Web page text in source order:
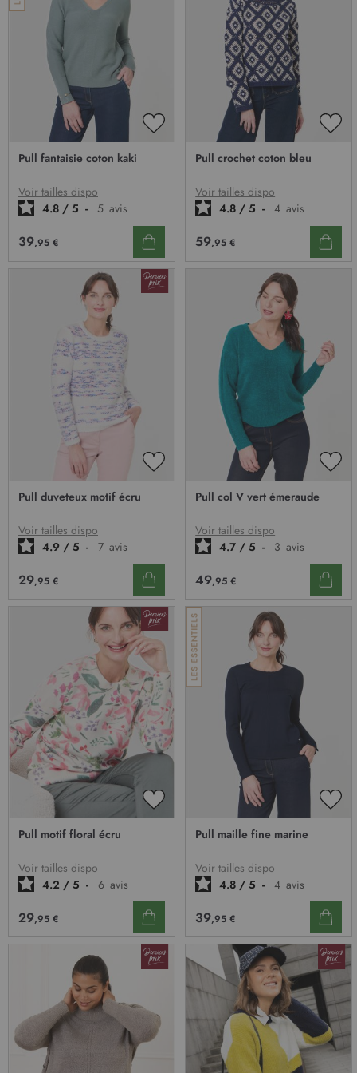
D’ENVIE
Pull fantaisie coton kaki
Voir tailles dispo
4.8 / 5 - 5 avis
39,95 €
Pull crochet coton bleu
Voir tailles dispo
4.8 / 5 - 4 avis
59,95 €
D’ENVIE
Pull duveteux motif écru
Voir tailles dispo
4.9 / 5 - 7 avis
29,95 €
Pull col V vert émeraude
Voir tailles dispo
4.7 / 5 - 3 avis
49,95 €
AJOUTER
D’ENVIE
Pull motif floral écru
Voir tailles dispo
4.2 / 5 - 6 avis
29,95 €
Pull maille fine marine
Voir tailles dispo
4.8 / 5 - 4 avis
39,95 €